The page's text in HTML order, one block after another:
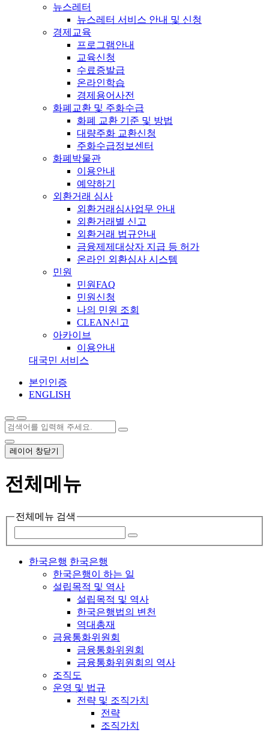
뉴스레터
뉴스레터 서비스 안내 및 신청
경제교육
프로그램안내
교육신청
수료증발급
온라인학습
경제용어사전
화폐교환 및 주화수급
화폐 교환 기준 및 방법
대량주화 교환신청
주화수급정보센터
화폐박물관
이용안내
예약하기
외환거래 심사
외환거래심사업무 안내
외환거래별 신고
외환거래 법규안내
금융제제대상자 지급 등 허가
온라인 외환심사 시스템
민원
민원FAQ
민원신청
나의 민원 조회
CLEAN신고
아카이브
이용안내
대국민 서비스
본인인증
ENGLISH
레이어 창닫기
전체메뉴
전체메뉴 검색
한국은행 한국은행
한국은행이 하는 일
설립목적 및 역사
설립목적 및 역사
한국은행법의 변천
역대총재
금융통화위원회
금융통화위원회
금융통화위원회의 역사
조직도
운영 및 법규
전략 및 조직가치
전략
조직가치